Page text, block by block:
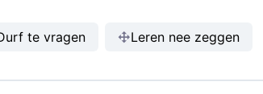
te vragen Leren nee zeggen